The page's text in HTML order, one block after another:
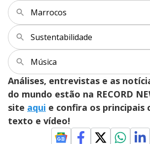
Marrocos
Sustentabilidade
Música
Análises, entrevistas e as
do mundo estão na RECORD
site aqui e confira os principais
texto e vídeo!